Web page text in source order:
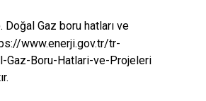
Doğal Gaz boru hatları ve
www.enerji.gov.tr/tr-
Gaz-Boru-Hatlari-ve-Projeleri